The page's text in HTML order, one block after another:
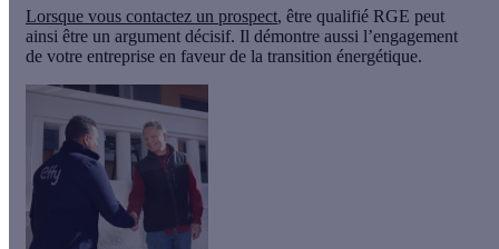
Lorsque vous contactez un prospect, être qualifié RGE peut
ainsi être un argument décisif. Il démontre aussi l’engagement
de votre entreprise en faveur de la transition énergétique.